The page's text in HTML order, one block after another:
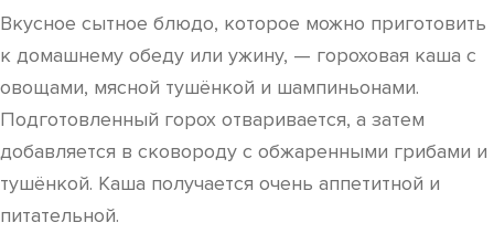
Вкусное сытное блюдо, которое можно приготовить
к домашнему обеду или ужину, — гороховая каша с
овощами, мясной тушёнкой и шампиньонами.
Подготовленный горох отваривается, а затем
добавляется в сковороду с обжаренными грибами и
тушёнкой. Каша получается очень аппетитной и
питательной.